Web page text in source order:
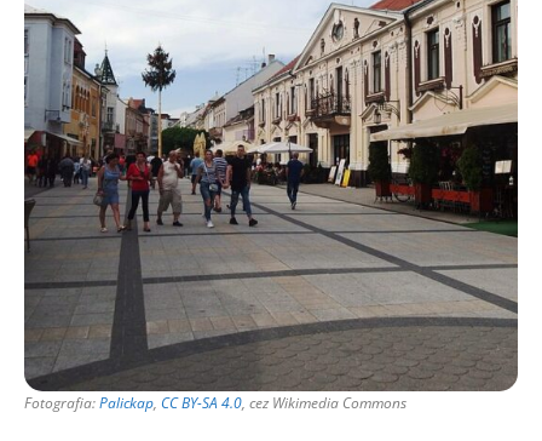
Fotografia:Palickap, CC BY-SA 4.0, cez Wikimedia Commons